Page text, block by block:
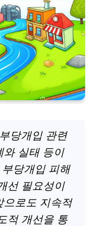
당개입 관련
와 실태 등이
당개입 피해
선 필요성이
으로도 지속적
적 개선을 통